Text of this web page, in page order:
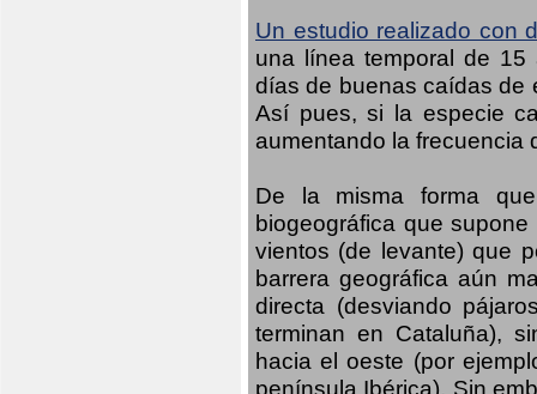
Un estudio realizado con
una línea temporal de 15
días de buenas caídas de
Así pues, si la especie
aumentando la frecuencia
De la misma forma
biogeográfica que
vientos (de levante) que
barrera geográfica aún
directa (desviando
terminan en Cataluña),
hacia el oeste (por
península Ibérica). Sin